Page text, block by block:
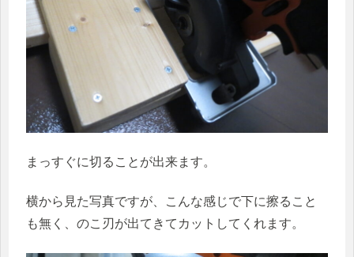
まっすぐに切ることが出来ます。
横から見た写真ですが、こんな感じで下に擦ること
も無く、のこ刃が出てきてカットしてくれます。